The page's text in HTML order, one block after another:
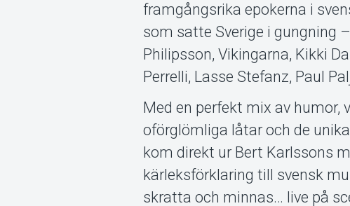
framgångsrika epokerna i
som satte Sverige i gungning
Philipsson, Vikingarna, Kikki
Perrelli, Lasse Stefanz, Paul
Med en perfekt mix av humor,
oförglömliga låtar och de
kom direkt ur Bert Karlssons
kärleksförklaring till svensk
skratta och minnas… live på